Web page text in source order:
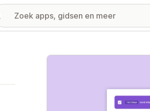
Galerij met uitgelichte